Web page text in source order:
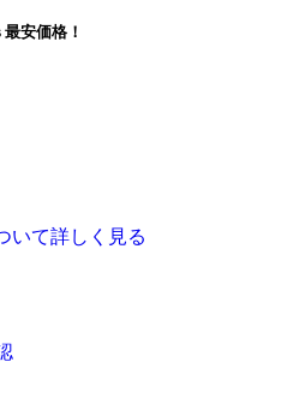
格！
いて詳しく見る
要 時間と所要時間